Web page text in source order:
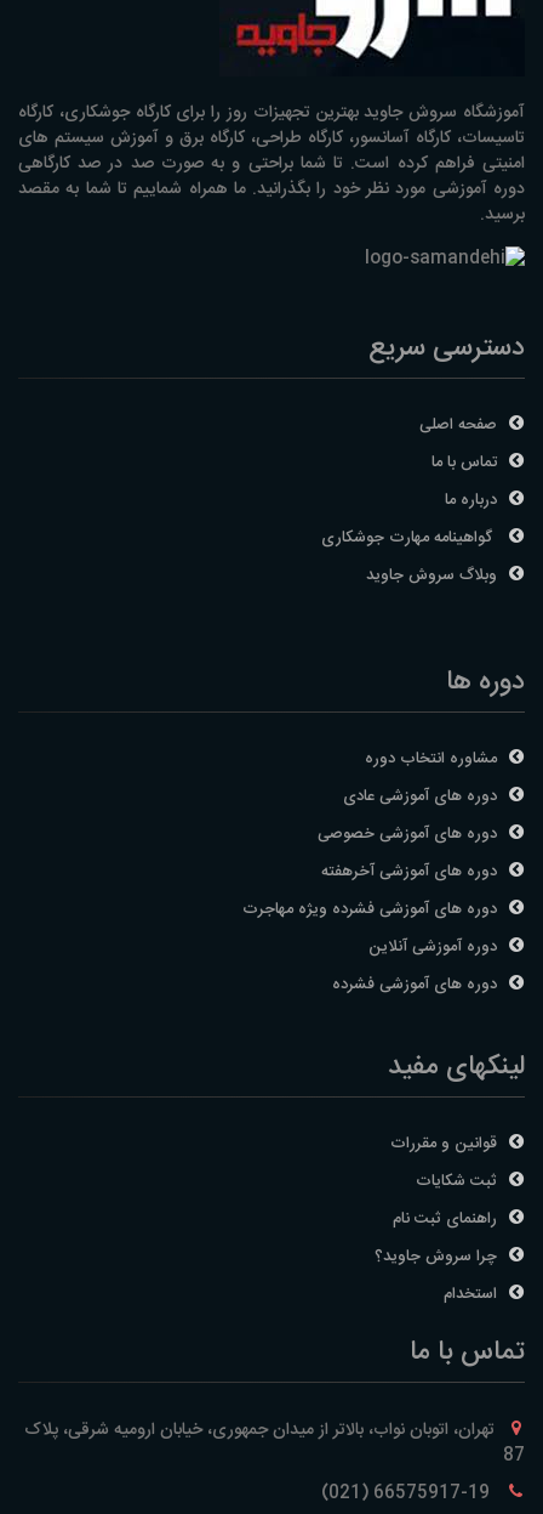
آموزشگاه سروش جاوید بهترین تجهیزات روز را برای کارگاه جوشکاری، کارگاه
تاسیسات، کارگاه آسانسور، کارگاه طراحی، کارگاه برق و آموزش سیستم های
امنیتی فراهم کرده است. تا شما براحتی و به صورت صد در صد کارگاهی
دوره آموزشی مورد نظر خود را بگذرانید. ما همراه شماییم تا شما به مقصد
برسید.
دسترسی سریع
صفحه اصلی
تماس با ما
درباره ما
گواهینامه مهارت جوشکاری
وبلاگ سروش جاوید
دوره ها
مشاوره انتخاب دوره
دوره های آموزشی عادی
دوره های آموزشی خصوصی
دوره های آموزشی آخرهفته
دوره های آموزشی فشرده ویژه مهاجرت
دوره آموزشی آنلاین
دوره های آموزشی فشرده
لینکهای مفید
قوانین و مقررات
ثبت شکایات
راهنمای ثبت نام
چرا سروش جاوید؟
استخدام
تماس با ما
تهران، اتوبان نواب، بالاتر از میدان جمهوری، خیابان ارومیه شرقی، پلاک
87